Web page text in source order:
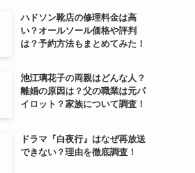
ハドソン靴店の修理料金は高
い？オールソール価格や評判
は？予約方法もまとめてみた！
池江璃花子の両親はどんな人？
離婚の原因は？父の職業は元パ
イロット？家族について調査！
ドラマ『白夜行』はなぜ再放送
できない？理由を徹底調査！